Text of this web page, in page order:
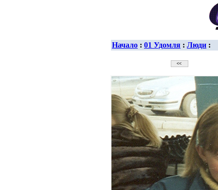
Начало : 01 Удомля : Люди :